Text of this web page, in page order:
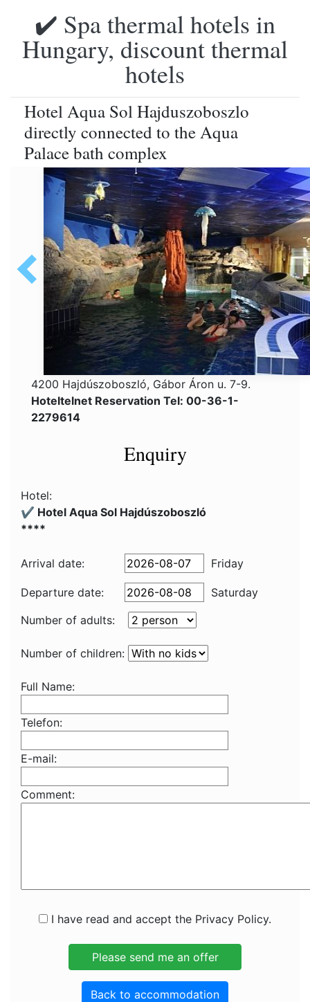
✔️ Spa thermal hotels in
Hungary, discount thermal
hotels
Hotel Aqua Sol Hajduszoboszlo
directly connected to the Aqua
Palace bath complex
4200 Hajdúszoboszló, Gábor Áron u. 7-9.
Hoteltelnet Reservation Tel: 00-36-1-
2279614
Enquiry
Hotel:
✔️ Hotel Aqua Sol Hajdúszoboszló
****
Arrival date: Friday
Departure date:
Saturday
Number of adults:
Number of children:
Full Name:
Telefon:
E-mail:
Comment:
I have read and accept the Privacy Policy.
Back to accommodation